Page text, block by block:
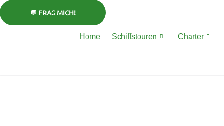
springen
Home Schiffstouren Charter